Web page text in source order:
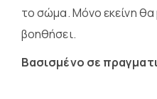
το σώμα. Μόνο εκείνη
βοηθήσει.
Βασισμένο σε